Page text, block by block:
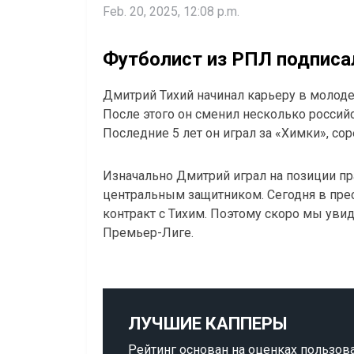
Feb. 20, 2025, 12:08 p.m.
Футболист из РПЛ
Дмитрий Тихий начинал карьеру в
После этого он сменил несколько
Последние 5 лет он играл за «Химки»,
Изначально Дмитрий играл на позиции
центральным защитником. Сегодня в
контракт с Тихим. Поэтому скоро мы
Премьер-Лиге.
ЛУЧШИЕ КАППЕРЫ
Рейтинг основан на оценках